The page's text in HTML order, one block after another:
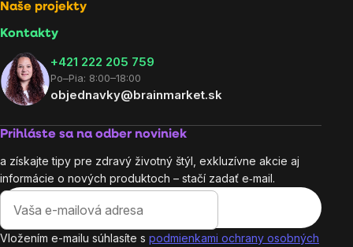
Naše projekty
Kontakty
+421 222 205 759
Po–Pia: 8:00–18:00
objednavky@brainmarket.sk
Prihláste sa na odber noviniek
a získajte tipy pre zdravý životný štýl, exkluzívne akcie aj
informácie o nových produktoch – stačí zadať e‑mail.
Vložením e-mailu súhlasíte s podmienkami ochrany osobných